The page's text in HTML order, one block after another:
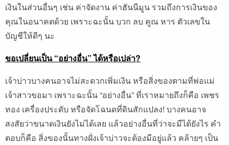
เงินในส่วนอื่นๆ เช่น ค่าจัดงาน ค่าฮันนีมูน รวมถึงการเงินของ
คุณในอนาคตด้วย เพราะฉะนั้น บวก ลบ คูณ หาร ตัวเลขใน
บัญชีให้ดีๆ นะ
ขอเปลี่ยนเป็น “อย่างอื่น” ได้หรือเปล่า?
เจ้าบ่าวบางคนอาจไม่สะดวกเพิ่มเงิน หรือสิ่งของตามที่พ่อแม่
เจ้าสาวขอมา เพราะฉะนั้น “อย่างอื่น” ที่เราหมายถึงก็คือ เพชร
ทอง เครื่องประดับ หรือจัดโฉนดที่ดินสักแปลง! บางคนอาจ
สงสัยว่าขนาดเงินยังไม่ได้เลย แล้วอย่างอื่นที่ว่าจะมีได้ยังไร คำ
ตอบก็คือ สิ่งของนั้นทางฝั่งเจ้าบ่าวจะต้องมีอยู่แล้ว คล้ายๆ เป็น